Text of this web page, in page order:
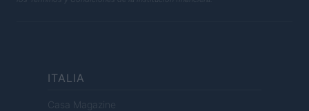
ITALIA
Casa Magazine